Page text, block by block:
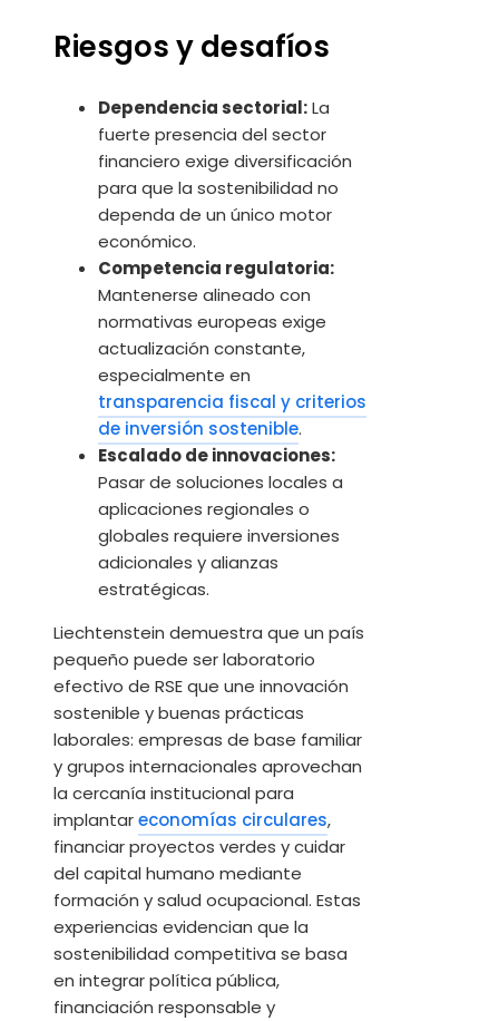
Riesgos y desafíos
Dependencia sectorial:La
fuerte presencia del sector
financiero exige diversificación
para que la sostenibilidad no
dependa de un único motor
económico.
Competencia regulatoria:
Mantenerse alineado con
normativas europeas exige
actualización constante,
especialmente en
transparencia fiscal y criterios
de inversión sostenible.
Escalado de innovaciones:
Pasar de soluciones locales a
aplicaciones regionales o
globales requiere inversiones
adicionales y alianzas
estratégicas.
Liechtenstein demuestra que un país
pequeño puede ser laboratorio
efectivo de RSE que une innovación
sostenible y buenas prácticas
laborales: empresas de base familiar
y grupos internacionales aprovechan
la cercanía institucional para
implantareconomías circulares,
financiar proyectos verdes y cuidar
del capital humano mediante
formación y salud ocupacional. Estas
experiencias evidencian que la
sostenibilidad competitiva se basa
en integrar política pública,
financiación responsable y